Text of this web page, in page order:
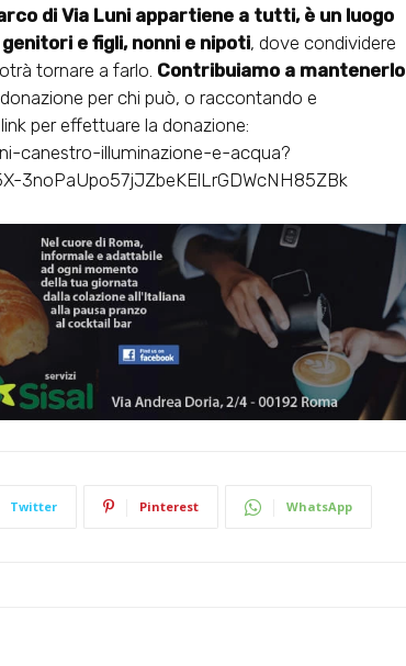
di Via Luni appartiene a tutti, è un luogo
e figli, nonni e nipoti, dove condividere
tornare a farlo. Contribuiamo a mantenerlo
per chi può, o raccontando e
per effettuare la donazione:
canestro-illuminazione-e-acqua?
3noPaUpo57jJZbeKElLrGDWcNH85ZBk
Twitter Pinterest WhatsApp